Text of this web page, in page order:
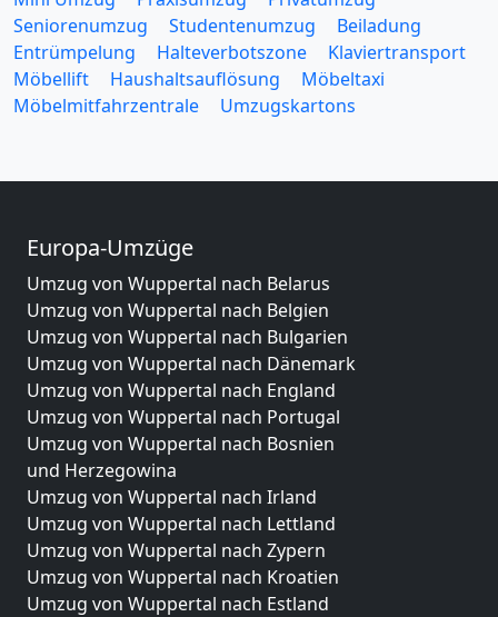
Seniorenumzug
Studentenumzug
Beiladung
Entrümpelung
Halteverbotszone
Klaviertransport
Möbellift
Haushaltsauflösung
Möbeltaxi
Möbelmitfahrzentrale
Umzugskartons
Europa-Umzüge
Umzug von Wuppertal nach Belarus
Umzug von Wuppertal nach Belgien
Umzug von Wuppertal nach Bulgarien
Umzug von Wuppertal nach Dänemark
Umzug von Wuppertal nach England
Umzug von Wuppertal nach Portugal
Umzug von Wuppertal nach Bosnien
und Herzegowina
Umzug von Wuppertal nach Irland
Umzug von Wuppertal nach Lettland
Umzug von Wuppertal nach Zypern
Umzug von Wuppertal nach Kroatien
Umzug von Wuppertal nach Estland